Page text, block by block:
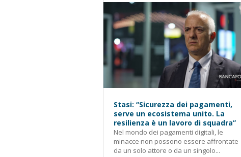
Stasi: “Sicurezza dei pagamenti,
serve un ecosistema unito. La
resilienza è un lavoro di squadra”
Nel mondo dei pagamenti digitali, le
minacce non possono essere affrontate
da un solo attore o da un singolo...